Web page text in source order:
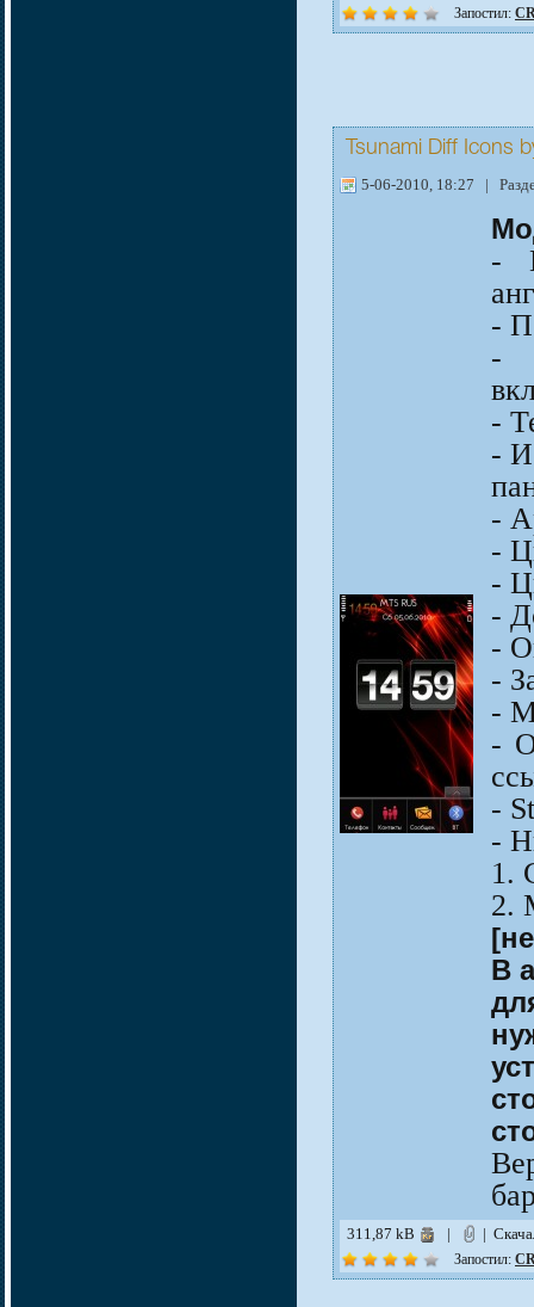
Запостил:
Tsunami Diff Icons
5-06-2010, 18:27 |
-
-
-
-
-
-
-
-
-
-
-
-
-
-
-
1.
2.
В
311,87 kB | |
Запостил: